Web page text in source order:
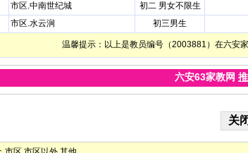
市区.中南世纪城 初二 男女不限生
市区.水云涧 初三男生
温馨提示：以上是教员编号（2003881）在六安
六安63家教网